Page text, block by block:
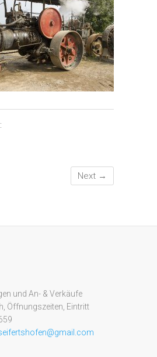
Next →
und An- & Verkäufe
Öffnungszeiten, Eintritt